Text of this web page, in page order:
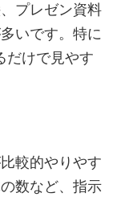
プレゼン資料
いです。特に
だけで見やす
較的やりやす
数など、指示